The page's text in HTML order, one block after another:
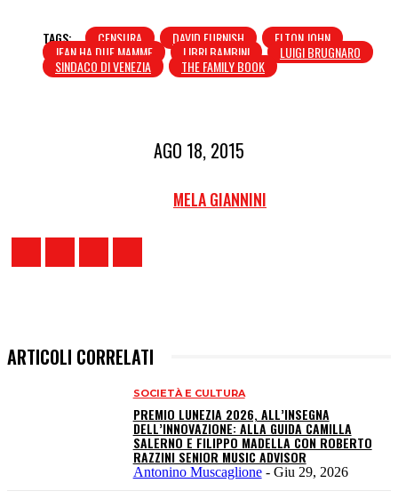
TAGS: CENSURA DAVID FURNISH ELTON JOHN
JEAN HA DUE MAMME LIBRI BAMBINI LUIGI BRUGNARO
SINDACO DI VENEZIA THE FAMILY BOOK
AGO 18, 2015
MELA GIANNINI
ARTICOLI CORRELATI
SOCIETÀ E CULTURA
PREMIO LUNEZIA 2026, ALL’INSEGNA
DELL’INNOVAZIONE: ALLA GUIDA CAMILLA
SALERNO E FILIPPO MADELLA CON ROBERTO
RAZZINI SENIOR MUSIC ADVISOR
Antonino Muscaglione - Giu 29, 2026